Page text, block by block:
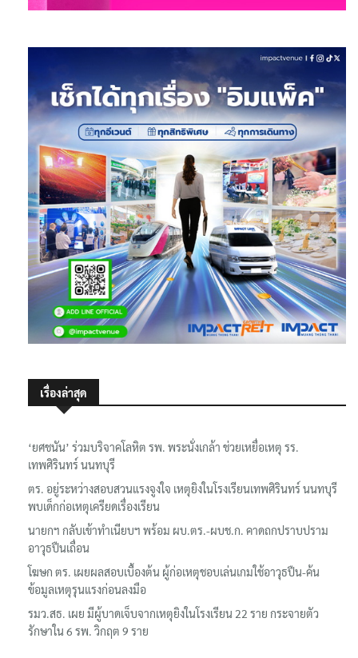
เรื่องล่าสุด
‘ยศชนัน’ ร่วมบริจาคโลหิต รพ. พระนั่งเกล้า ช่วยเหยื่อเหตุ รร.
เทพศิรินทร์ นนทบุรี
ตร. อยู่ระหว่างสอบสวนแรงจูงใจ เหตุยิงในโรงเรียนเทพศิรินทร์ นนทบุรี
พบเด็กก่อเหตุเครียดเรื่องเรียน
นายกฯ กลับเข้าทำเนียบฯ พร้อม ผบ.ตร.-ผบช.ก. คาดถกปราบปราม
อาวุธปืนเถื่อน
โฆษก ตร. เผยผลสอบเบื้องต้น ผู้ก่อเหตุชอบเล่นเกมใช้อาวุธปืน-ค้น
ข้อมูลเหตุรุนแรงก่อนลงมือ
รมว.สธ. เผย มีผู้บาดเจ็บจากเหตุยิงในโรงเรียน 22 ราย กระจายตัว
รักษาใน 6 รพ. วิกฤต 9 ราย